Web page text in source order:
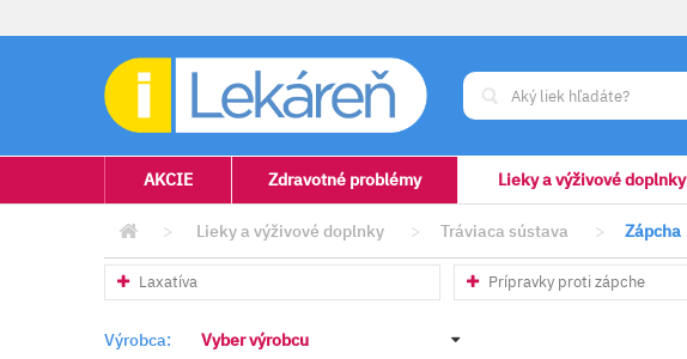
AKCIE Zdravotné problémy Lieky a výživové doplnky
> Lieky a výživové doplnky > Tráviaca sústava > Zápcha
Laxatíva Prípravky proti zápche
Výrobca: Vyber výrobcu